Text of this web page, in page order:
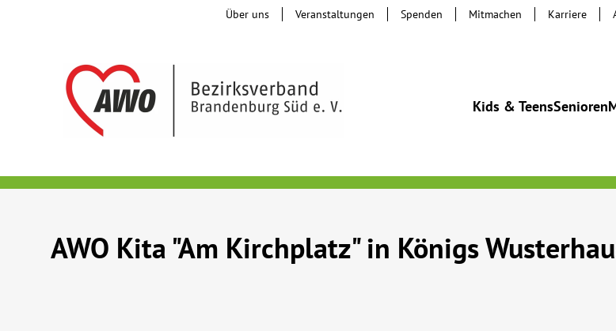
Kids & TeensSenioren
Über uns Veranstaltungen Spenden Mitmachen Karriere
AWO Kita "Am Kirchplatz" in Königs